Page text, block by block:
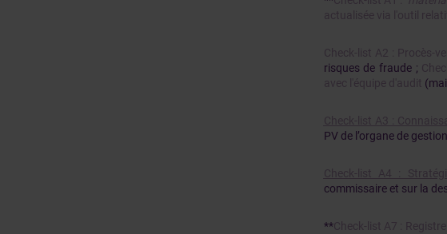
actualisée via l'outil
Check-list A2 : Procès-
risques de fraude ;
avec l'équipe d'audit
Check-list A3 :
PV de l’organe de
Check-list A4 :
commissaire et sur la
**Check-list A7 :